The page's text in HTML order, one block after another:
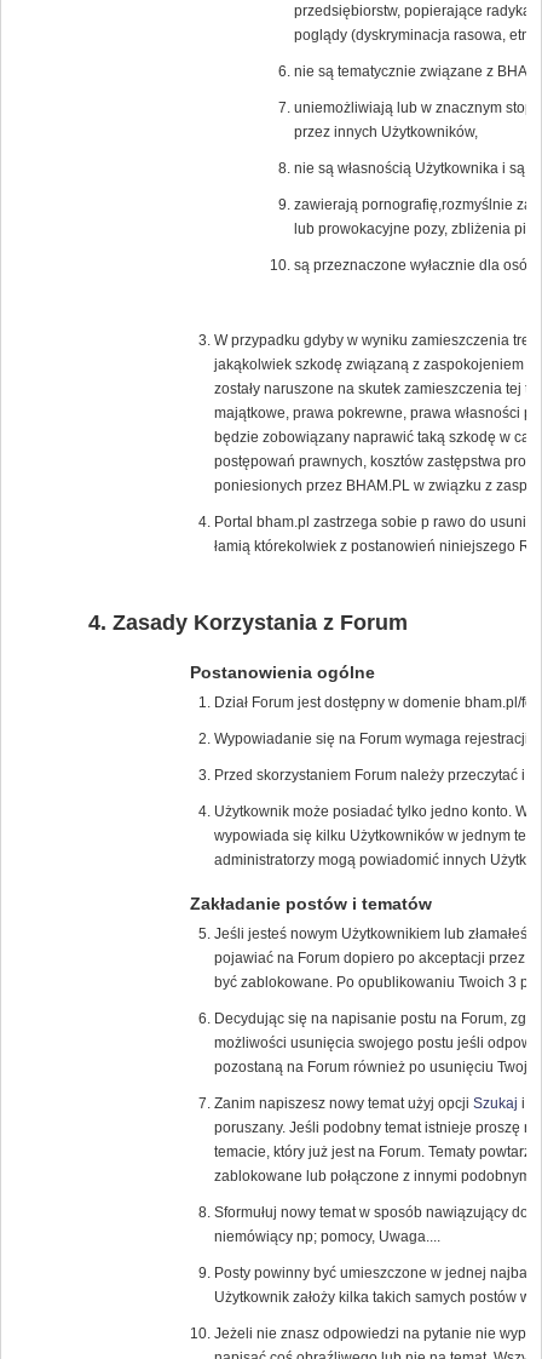
przedsiębiorstw, popierające
poglądy (dyskryminacja rasowa,
nie są tematycznie związane z
uniemożliwiają lub w znacznym
przez innych Użytkowników,
nie są własnością Użytkownika i są
zawierają pornografię,rozmyślnie
lub prowokacyjne pozy, zbliżenia
są przeznaczone wyłacznie dla osób
W przypadku gdyby w wyniku zamieszczenia
jakąkolwiek szkodę związaną z zaspokojeniem
zostały naruszone na skutek zamieszczenia tej
majątkowe, prawa pokrewne, prawa własności
będzie zobowiązany naprawić taką szkodę w
postępowań prawnych, kosztów zastępstwa
poniesionych przez BHAM.PL w związku z
Portal bham.pl zastrzega sobie p rawo do
łamią którekolwiek z postanowień niniejszego
Zasady Korzystania z Forum
Postanowienia ogólne
Dział Forum jest dostępny w domenie bham.pl/
Wypowiadanie się na Forum wymaga rejestracji
Przed skorzystaniem Forum należy przeczytać i
Użytkownik może posiadać tylko jedno konto. W
wypowiada się kilku Użytkowników w jednym
administratorzy mogą powiadomić innych
Zakładanie postów i tematów
Jeśli jesteś nowym Użytkownikiem lub
pojawiać na Forum dopiero po akceptacji przez
być zablokowane. Po opublikowaniu Twoich 3
Decydując się na napisanie postu na Forum,
możliwości usunięcia swojego postu jeśli
pozostaną na Forum również po usunięciu
Zanim napiszesz nowy temat użyj opcji Szukaj i
poruszany. Jeśli podobny temat istnieje proszę
temacie, który już jest na Forum. Tematy
zablokowane lub połączone z innymi podobnymi
Sformułuj nowy temat w sposób nawiązujący do
niemówiący np; pomocy, Uwaga....
Posty powinny być umieszczone w jednej
Użytkownik założy kilka takich samych postów
Jeżeli nie znasz odpowiedzi na pytanie nie